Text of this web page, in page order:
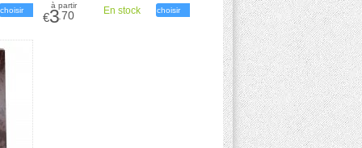
choisir
à partir
€3.70 En stock choisir